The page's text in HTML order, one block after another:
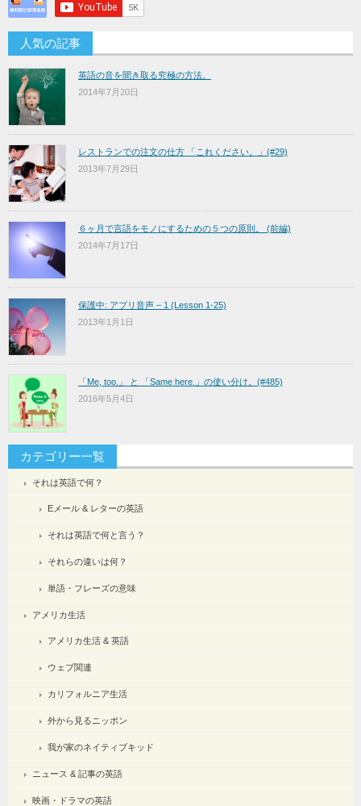
人気の記事
英語の音を聞き取る究極の方法。
2014年7月20日
レストランでの注文の仕方 「これください。」(#29)
2013年7月29日
６ヶ月で言語をモノにするための５つの原則。 (前編)
2014年7月17日
保護中: アプリ音声 – 1 (Lesson 1-25)
2013年1月1日
「Me, too.」 と 「Same here.」の使い分け。(#485)
2016年5月4日
カテゴリー一覧
それは英語で何？
Eメール & レターの英語
それは英語で何と言う？
それらの違いは何？
単語・フレーズの意味
アメリカ生活
アメリカ生活 & 英語
ウェブ関連
カリフォルニア生活
外から見るニッポン
我が家のネイティブキッド
ニュース & 記事の英語
映画・ドラマの英語